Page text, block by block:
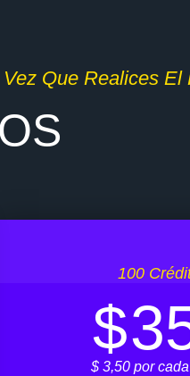
Que Realices El
100
$
$ 3,50 por